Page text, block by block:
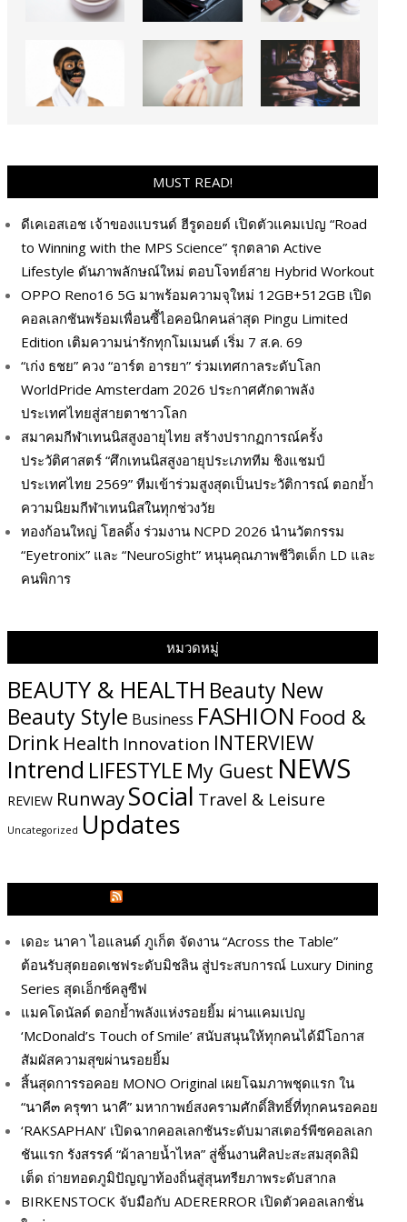
MUST READ!
ดีเคเอสเอช เจ้าของแบรนด์ ฮีรูดอยด์ เปิดตัวแคมเปญ “Road
to Winning with the MPS Science” รุกตลาด Active
Lifestyle ดันภาพลักษณ์ใหม่ ตอบโจทย์สาย Hybrid Workout
OPPO Reno16 5G มาพร้อมความจุใหม่ 12GB+512GB เปิด
คอลเลกชันพร้อมเพื่อนซี้ไอคอนิกคนล่าสุด Pingu Limited
Edition เติมความน่ารักทุกโมเมนต์ เริ่ม 7 ส.ค. 69
“เก่ง ธชย” ควง “อาร์ต อารยา” ร่วมเทศกาลระดับโลก
WorldPride Amsterdam 2026 ประกาศศักดาพลัง
ประเทศไทยสู่สายตาชาวโลก
สมาคมกีฬาเทนนิสสูงอายุไทย สร้างปรากฏการณ์ครั้ง
ประวัติศาสตร์ “ศึกเทนนิสสูงอายุประเภททีม ชิงแชมป์
ประเทศไทย 2569” ทีมเข้าร่วมสูงสุดเป็นประวัติการณ์ ตอกย้ำ
ความนิยมกีฬาเทนนิสในทุกช่วงวัย
ทองก้อนใหญ่ โฮลดิ้ง ร่วมงาน NCPD 2026 นำนวัตกรรม
“Eyetronix” และ “NeuroSight” หนุนคุณภาพชีวิตเด็ก LD และ
คนพิการ
หมวดหมู่
BEAUTY & HEALTH Beauty New
Beauty Style Business FASHION Food &
Drink Health Innovation INTERVIEW
Intrend LIFESTYLE My​ Guest NEWS
REVIEW RunwaySocial Travel & Leisure
Uncategorized Updates
เดอะ นาคา ไอแลนด์ ภูเก็ต จัดงาน “Across the Table”
ต้อนรับสุดยอดเชฟระดับมิชลิน สู่ประสบการณ์ Luxury Dining
Series สุดเอ็กซ์คลูซีฟ
แมคโดนัลด์ ตอกย้ำพลังแห่งรอยยิ้ม ผ่านแคมเปญ
‘McDonald’s Touch of Smile’ สนับสนุนให้ทุกคนได้มีโอกาส
สัมผัสความสุขผ่านรอยยิ้ม
สิ้นสุดการรอคอย MONO Original เผยโฉมภาพชุดแรก ใน
“นาคี๓ ครุฑา นาคี” มหากาพย์สงครามศักดิ์สิทธิ์ที่ทุกคนรอคอย
‘RAKSAPHAN’ เปิดฉากคอลเลกชันระดับมาสเตอร์พีซคอลเลก
ชันแรก รังสรรค์ “ผ้าลายน้ำไหล” สู่ชิ้นงานศิลปะสะสมสุดลิมิ
เต็ด ถ่ายทอดภูมิปัญญาท้องถิ่นสู่สุนทรียภาพระดับสากล
BIRKENSTOCK จับมือกับ ADERERROR เปิดตัวคอลเลกชั่น